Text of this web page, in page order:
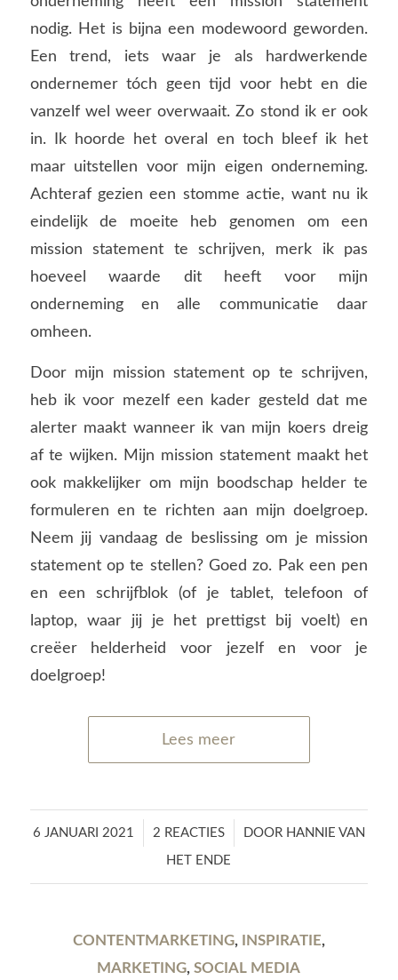
nodig. Het is bijna een modewoord geworden.
Een trend, iets waar je als hardwerkende
ondernemer tóch geen tijd voor hebt en die
vanzelf wel weer overwaait. Zo stond ik er ook
in. Ik hoorde het overal en toch bleef ik het
maar uitstellen voor mijn eigen onderneming.
Achteraf gezien een stomme actie, want nu ik
eindelijk de moeite heb genomen om een
mission statement te schrijven, merk ik pas
hoeveel waarde dit heeft voor mijn
onderneming en alle communicatie daar
omheen.
Door mijn mission statement op te schrijven,
heb ik voor mezelf een kader gesteld dat me
alerter maakt wanneer ik van mijn koers dreig
af te wijken. Mijn mission statement maakt het
ook makkelijker om mijn boodschap helder te
formuleren en te richten aan mijn doelgroep.
Neem jij vandaag de beslissing om je mission
statement op te stellen? Goed zo. Pak een pen
en een schrijfblok (of je tablet, telefoon of
laptop, waar jij je het prettigst bij voelt) en
creëer helderheid voor jezelf en voor je
doelgroep!
Lees meer
6 JANUARI 2021
/ 2 REACTIES
/ DOOR HANNIE VAN
HET ENDE
CONTENTMARKETING, INSPIRATIE,
MARKETING,SOCIAL MEDIA